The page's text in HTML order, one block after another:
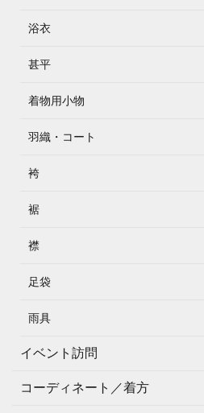
浴衣
甚平
着物用小物
羽織・コート
袴
裾
襟
足袋
雨具
イベント訪問
コーディネート／着方